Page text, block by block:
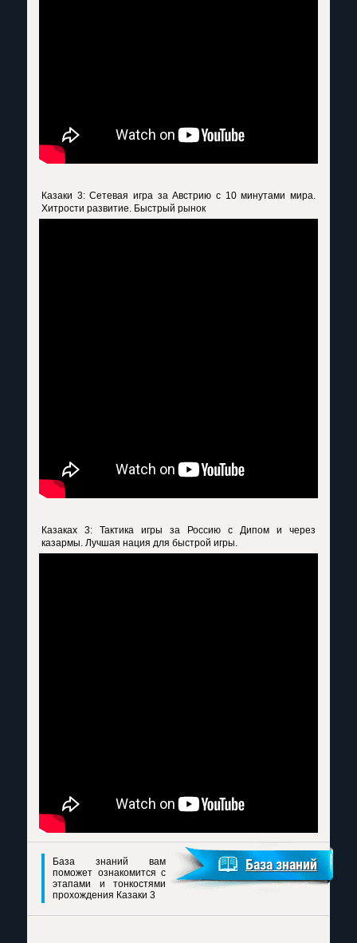
Казаки 3: Сетевая игра за Австрию с 10 минутами мира.
Хитрости развитие. Быстрый рынок
Казаках 3: Тактика игры за Россию с Дипом и через
казармы. Лучшая нация для быстрой игры.
База знаний вам
поможет ознакомится с
этапами и тонкостями
прохождения Казаки 3
База знаний